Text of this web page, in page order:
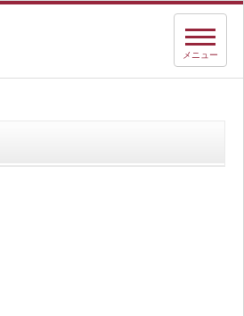
メニュー